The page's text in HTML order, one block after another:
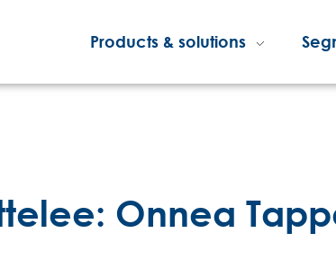
Products & solutions
Onnea